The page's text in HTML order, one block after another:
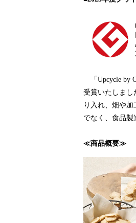
「Upcycle by
受賞いたしまし
り入れ、畑や
でなく、食品製
≪商品概要≫